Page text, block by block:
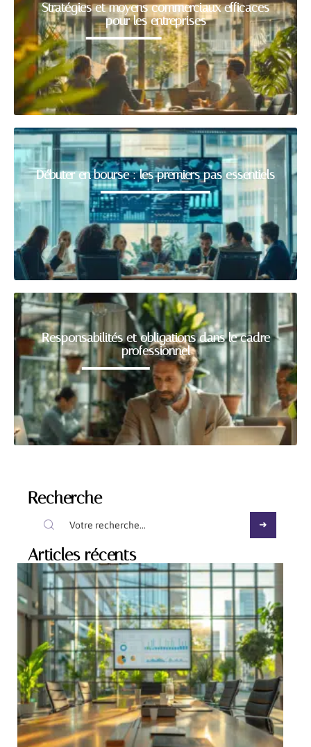
Stratégies et moyens commerciaux efficaces
pour les entreprises
Débuter en bourse : les premiers pas essentiels
Responsabilités et obligations dans le cadre
professionnel
Recherche
Articles récents